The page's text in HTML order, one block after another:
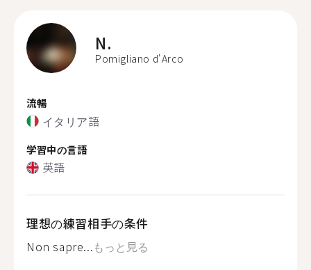
N.
Pomigliano d'Arco
流暢
イタリア語
学習中の言語
英語
理想の練習相手の条件
Non sapre...もっと見る